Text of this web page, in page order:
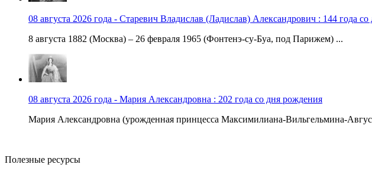
08 августа 2026 года - Старевич Владислав (Ладислав) Александрович : 144 года
8 августа 1882 (Москва) – 26 февраля 1965 (Фонтенэ-су-Буа, под Парижем) ...
08 августа 2026 года - Мария Александровна : 202 года со дня рождения
Мария Александровна (урожденная принцесса Максимилиана-Вильгельмина-
Полезные ресурсы